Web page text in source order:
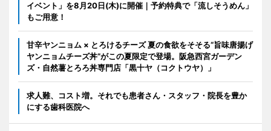
イベント」を8月20日(木)に開催｜予約特典で「流しそうめん」
もご用意！
甘辛ヤンニョム × とろけるチーズ 夏の食欲をそそる“旨味唐揚げ
ヤンニョムチーズ丼”がこの夏限定で登場。阪急西宮ガーデン
ズ・自然薯とろろ丼専門店「黒十ヤ（コクトウヤ）」
求人難、コスト増。それでも患者さん・スタッフ・院長を豊か
にする歯科医院へ